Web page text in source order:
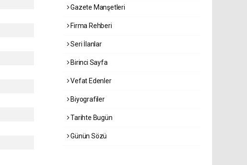
Gazete Manşetleri
Firma Rehberi
Seri İlanlar
Birinci Sayfa
Vefat Edenler
Biyografiler
Tarihte Bugün
Günün Sözü